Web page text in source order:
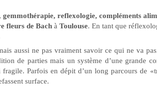
gemmothérapie, reflexologie, compléments
fleurs de Bachà Toulouse. En tant que
aussi ne pas vraiment savoir ce qui ne va
de parties mais un système d’une grande
Parfois en dépit d’un long parcours de
surface.